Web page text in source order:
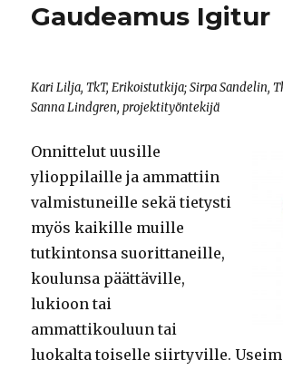
Gaudeamus Igitur
Kari Lilja, TkT, Erikoistutkija; Sirpa Sandelin,
Sanna Lindgren, projektityöntekijä
Onnittelut uusille
ylioppilaille ja ammattiin
valmistuneille sekä tietysti
myös kaikille muille
tutkintonsa suorittaneille,
koulunsa päättäville,
lukioon tai
ammattikouluun tai
luokalta toiselle siirtyville.